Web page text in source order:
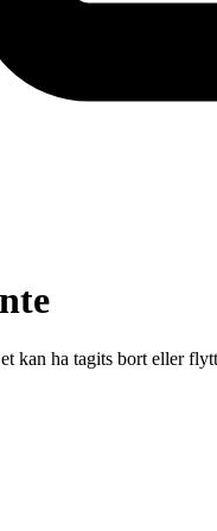
kan ha tagits bort eller